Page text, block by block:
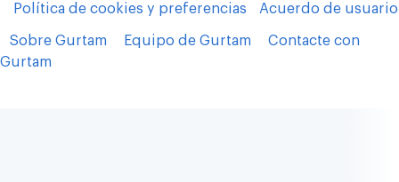
Política de cookies y preferencias
Acuerdo de usuario
Sobre Gurtam Equipo de Gurtam
Contacte con
Gurtam